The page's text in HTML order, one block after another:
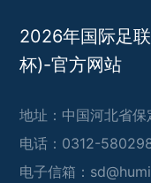
2026年国际足
杯)-官方网站
地址：中国河北省
电话：0312-
电子信箱：